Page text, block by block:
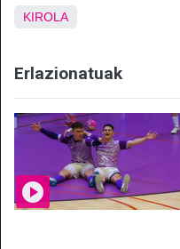
KIROLA
Erlazionatuak